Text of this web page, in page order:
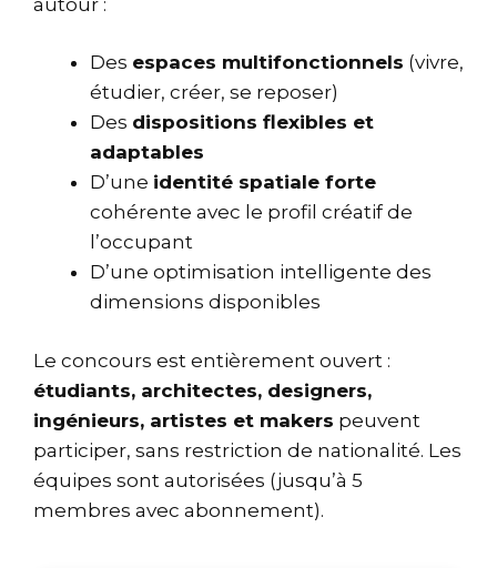
Des espaces multifonctionnels (vivre,
étudier, créer, se reposer)
Des dispositions flexibles et
adaptables
D’une identité spatiale forte
cohérente avec le profil créatif de
l’occupant
D’une optimisation intelligente des
dimensions disponibles
Le concours est entièrement ouvert :
étudiants, architectes, designers,
ingénieurs, artistes et makers peuvent
participer, sans restriction de nationalité. Les
équipes sont autorisées (jusqu’à 5
membres avec abonnement).